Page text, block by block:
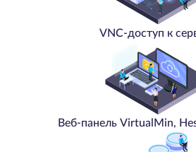
VNC-доступ к
Веб-панель VirtualMin,